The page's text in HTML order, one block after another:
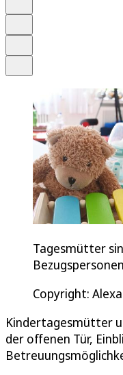
Tagesmütter
Copyright:
Kindertagesmütter
der offenen Tür,